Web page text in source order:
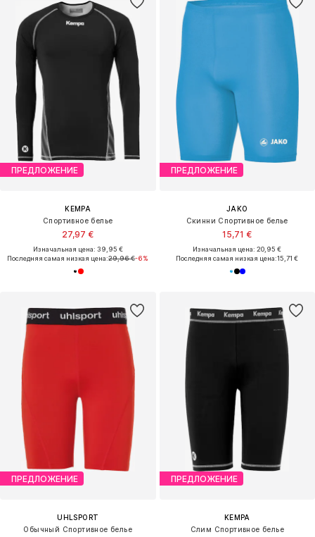
ПРЕДЛОЖЕНИЕ
KEMPA
Спортивное белье
27,97 €
Изначальная цена: 39,95 €
Последняя самая низкая цена:29,96 €-6%
ПРЕДЛОЖЕНИЕ
JAKO
Скинни Спортивное белье
15,71 €
Изначальная цена: 20,95 €
Последняя самая низкая цена:15,71 €
ПРЕДЛОЖЕНИЕ
UHLSPORT
Обычный Спортивное белье
ПРЕДЛОЖЕНИЕ
KEMPA
Слим Спортивное белье